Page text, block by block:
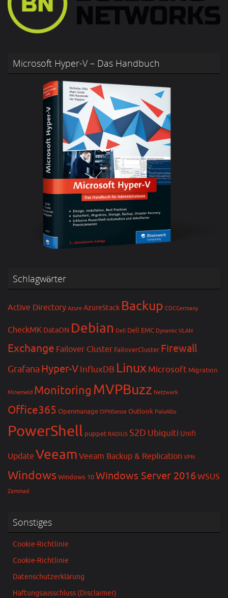
Microsoft Hyper-V – Das Handbuch
Schlagwörter
Active Directory Azure AzureStack Backup CDCGermany
CheckMK DataON Debian Dell Dell EMC Dynamic VLAN
Exchange Failover Cluster FailoverCluster Firewall
Grafana Hyper-VInfluxDB Linux Microsoft Migration
Minemeld Monitoring MVPBuzz Netzwerk
Office365 Openmanage OPNSense Outlook PaloAlto
PowerShell puppet RADIUS S2D Ubiquiti Unifi
Update Veeam Veeam Backup & Replication VPN
WindowsWindows 10Windows Server 2016WSUS
Zammad
Sonstiges
Cookie-Richtlinie
Cookie-Richtlinie
Datenschutzerklärung
Haftungsausschluss (Disclaimer)